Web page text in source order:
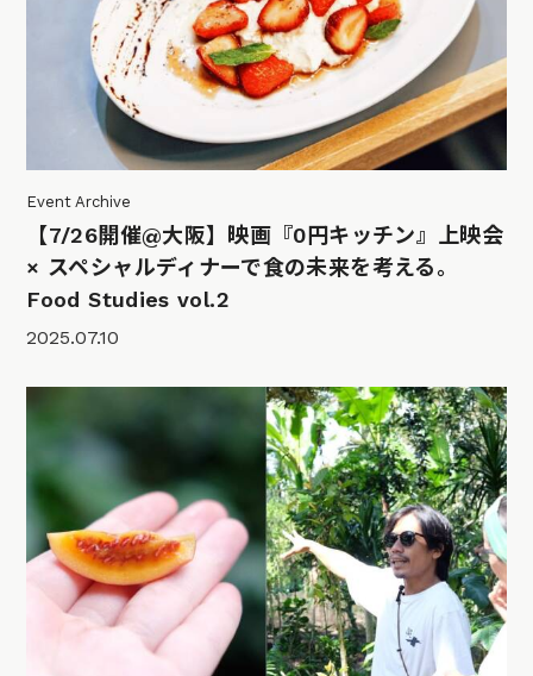
Event Archive
【7/26開催@大阪】映画『0円キッチン』上映会
× スペシャルディナーで食の未来を考える。
Food Studies vol.2
2025.07.10